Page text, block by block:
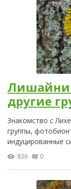
другие
Знакомство с
группы,
индуцированные
836 0